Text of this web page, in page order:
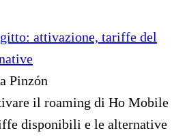
attivazione, tariffe del
Pinzón
il roaming di Ho Mobile
disponibili e le alternative